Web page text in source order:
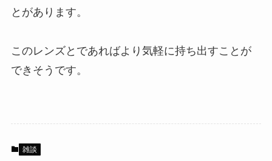
とがあります。
このレンズとであればより気軽に持ち出すことが
できそうです。
雑談